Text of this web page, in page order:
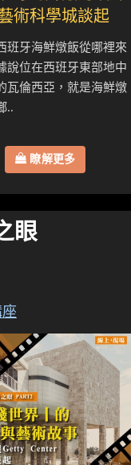
術科學城談起
班牙海鮮燉飯從哪裡來
說位在西班牙東部地中
瓦倫西亞，就是海鮮燉
..
瞭解更多
眼